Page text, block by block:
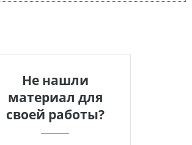
Не нашли
материал для
своей работы?